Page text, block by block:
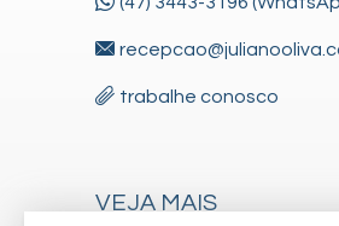
trabalhe conosco
VEJA MAIS